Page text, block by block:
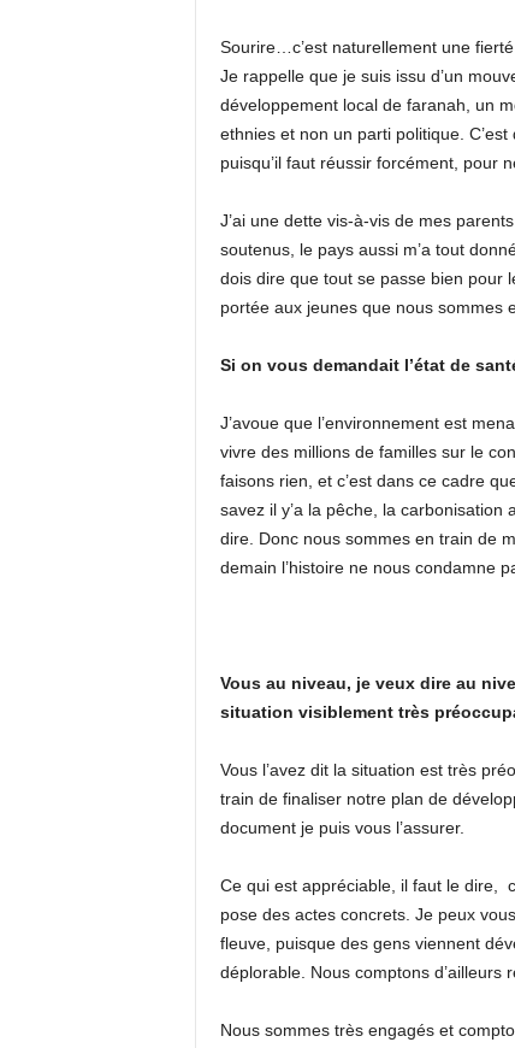
Sourire…c’est naturellement une
Je rappelle que je suis issu d’un
développement local de faranah, un
ethnies et non un parti politique.
puisqu’il faut réussir forcément, pour
J’ai une dette vis-à-vis de mes
soutenus, le pays aussi m’a tout
dois dire que tout se passe bien pour
portée aux jeunes que nous sommes
Si on vous demandait l’état de
J’avoue que l’environnement est
vivre des millions de familles sur le
faisons rien, et c’est dans ce cadre
savez il y’a la pêche, la
dire. Donc nous sommes en train de
demain l’histoire ne nous condamne
Vous au niveau, je veux dire au
situation visiblement très
Vous l’avez dit la situation est très
train de finaliser notre plan de
document je puis vous l’assurer.
Ce qui est appréciable, il faut le dire,
pose des actes concrets. Je peux
fleuve, puisque des gens viennent
déplorable. Nous comptons d’ailleurs
Nous sommes très engagés et